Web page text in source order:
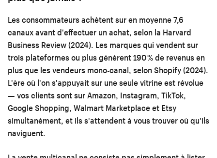
Les consommateurs achètent sur en moyenne 7,6
canaux avant d'effectuer un achat, selon la Harvard
Business Review (2024). Les marques qui vendent sur
trois plateformes ou plus génèrent 190 % de revenus en
plus que les vendeurs mono-canal, selon Shopify (2024).
L'ère où l'on s'appuyait sur une seule vitrine est révolue
— vos clients sont sur Amazon, Instagram, TikTok,
Google Shopping, Walmart Marketplace et Etsy
simultanément, et ils s'attendent à vous trouver où qu'ils
naviguent.